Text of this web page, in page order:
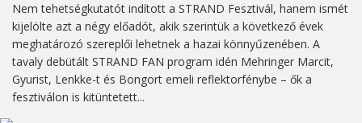
Nem tehetségkutatót indított a STRAND Fesztivál, hanem ismét
kijelölte azt a négy előadót, akik szerintük a következő évek
meghatározó szereplői lehetnek a hazai könnyűzenében. A
tavaly debütált STRAND FAN program idén Mehringer Marcit,
Gyurist, Lenkke-t és Bongort emeli reflektorfénybe – ők a
fesztiválon is kitüntetett...